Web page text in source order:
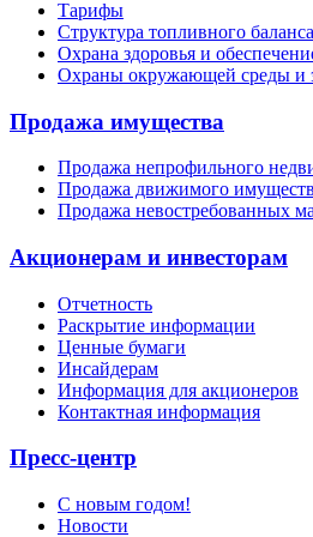
Тарифы
Структура топливного баланса
Охрана здоровья и
Охраны окружающей среды и
Продажа имущества
Продажа непрофильного
Продажа движимого
Продажа невостребованных
Акционерам и инвесторам
Отчетность
Раскрытие информации
Ценные бумаги
Инсайдерам
Информация для акционеров
Контактная информация
Пресс-центр
С новым годом!
Новости